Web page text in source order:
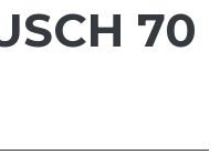
70